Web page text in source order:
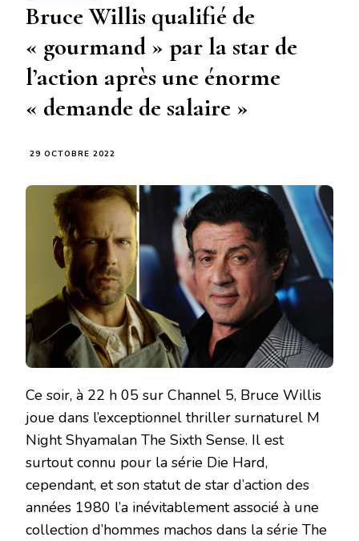
Bruce Willis qualifié de
« gourmand » par la star de
l’action après une énorme
« demande de salaire »
29 OCTOBRE 2022
Ce soir, à 22 h 05 sur Channel 5, Bruce Willis
joue dans l’exceptionnel thriller surnaturel M
Night Shyamalan The Sixth Sense. Il est
surtout connu pour la série Die Hard,
cependant, et son statut de star d’action des
années 1980 l’a inévitablement associé à une
collection d’hommes machos dans la série The